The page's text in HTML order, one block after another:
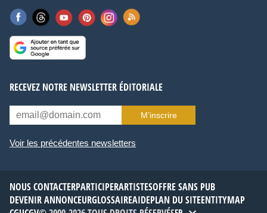
RECEVEZ NOTRE NEWSLETTER ÉDITORIALE
M’inscrire
Voir les précédentes newsletters
NOUS CONTACTERPARTICIPERARTISTESOFFRE SANS PUB
DEVENIR ANNONCEURGLOSSAIREAIDEPLAN DU SITEENTITYMAP